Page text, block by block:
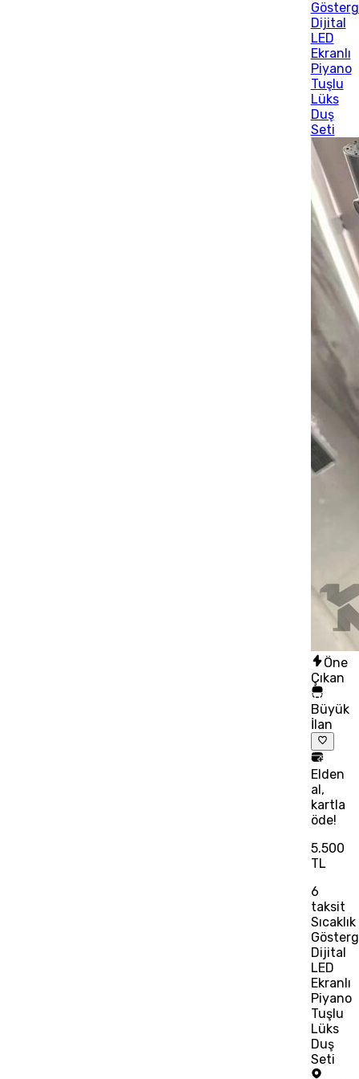
Dijital
LED
Ekranlı
Piyano
Tuşlu
Lüks
Duş
Seti
Öne
Çıkan
Büyük
İlan
Elden
al,
kartla
öde!
5.500
TL
6
taksit
Sıcaklık
Dijital
LED
Ekranlı
Piyano
Tuşlu
Lüks
Duş
Seti